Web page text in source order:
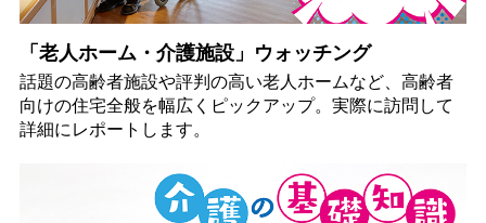
「老人ホーム・介護施設」ウォッチング
話題の高齢者施設や評判の高い老人ホームなど、高齢者
向けの住宅全般を幅広くピックアップ。実際に訪問して
詳細にレポートします。